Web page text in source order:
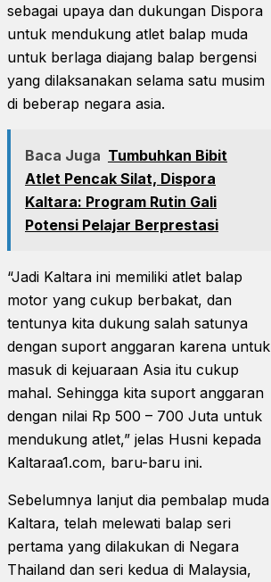
sebagai upaya dan dukungan Dispora
untuk mendukung atlet balap muda
untuk berlaga diajang balap bergensi
yang dilaksanakan selama satu musim
di beberap negara asia.
Baca Juga Tumbuhkan Bibit
Atlet Pencak Silat, Dispora
Kaltara: Program Rutin Gali
Potensi Pelajar Berprestasi
“Jadi Kaltara ini memiliki atlet balap
motor yang cukup berbakat, dan
tentunya kita dukung salah satunya
dengan suport anggaran karena untuk
masuk di kejuaraan Asia itu cukup
mahal. Sehingga kita suport anggaran
dengan nilai Rp 500 – 700 Juta untuk
mendukung atlet,” jelas Husni kepada
Kaltaraa1.com, baru-baru ini.
Sebelumnya lanjut dia pembalap muda
Kaltara, telah melewati balap seri
pertama yang dilakukan di Negara
Thailand dan seri kedua di Malaysia,